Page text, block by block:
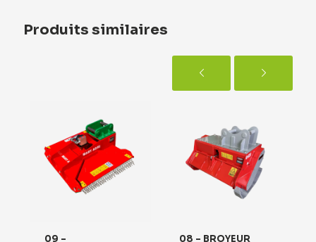
Produits similaires
09 –
08 – BROYEUR